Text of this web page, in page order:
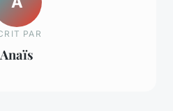
PAR
Anaïs